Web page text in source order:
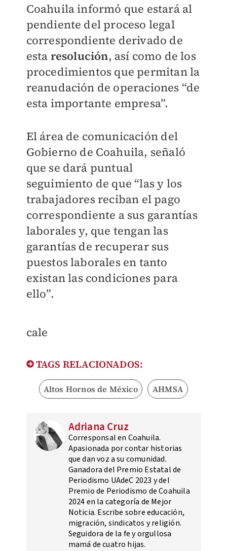
Coahuila informó que estará al
pendiente del proceso legal
correspondiente derivado de
esta resolución, así como de los
procedimientos que permitan la
reanudación de operaciones “de
esta importante empresa”.
El área de comunicación del
Gobierno de Coahuila, señaló
que se dará puntual
seguimiento de que “las y los
trabajadores reciban el pago
correspondiente a sus garantías
laborales y, que tengan las
garantías de recuperar sus
puestos laborales en tanto
existan las condiciones para
ello”.
cale
TAGS RELACIONADOS:
Altos Hornos de México AHMSA
Adriana Cruz
Corresponsal en Coahuila.
Apasionada por contar historias
que dan voz a su comunidad.
Ganadora del Premio Estatal de
Periodismo UAdeC 2023 y del
Premio de Periodismo de Coahuila
2024 en la categoría de Mejor
Noticia. Escribe sobre educación,
migración, sindicatos y religión.
Seguidora de la fe y orgullosa
mamá de cuatro hijas.